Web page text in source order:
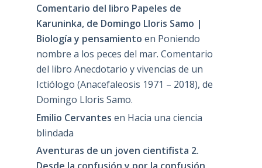
Comentario del libro Papeles de
Karuninka, de Domingo Lloris Samo |
Biología y pensamiento en Poniendo
nombre a los peces del mar. Comentario
del libro Anecdotario y vivencias de un
Ictiólogo (Anacefaleosis 1971 – 2018), de
Domingo Lloris Samo.
Emilio Cervantes en Hacia una ciencia
blindada
Aventuras de un joven cientifista 2.